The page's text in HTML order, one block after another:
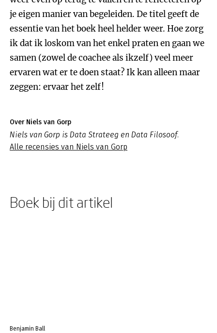
je eigen manier van begeleiden. De titel geeft de
essentie van het boek heel helder weer. Hoe zorg
ik dat ik loskom van het enkel praten en gaan we
samen (zowel de coachee als ikzelf) veel meer
ervaren wat er te doen staat? Ik kan alleen maar
zeggen: ervaar het zelf!
Over Niels van Gorp
Niels van Gorp is Data Strateeg en Data Filosoof.
Alle recensies van Niels van Gorp
Boek bij dit artikel
Benjamin Ball